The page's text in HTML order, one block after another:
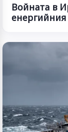
Войната в
енергийния